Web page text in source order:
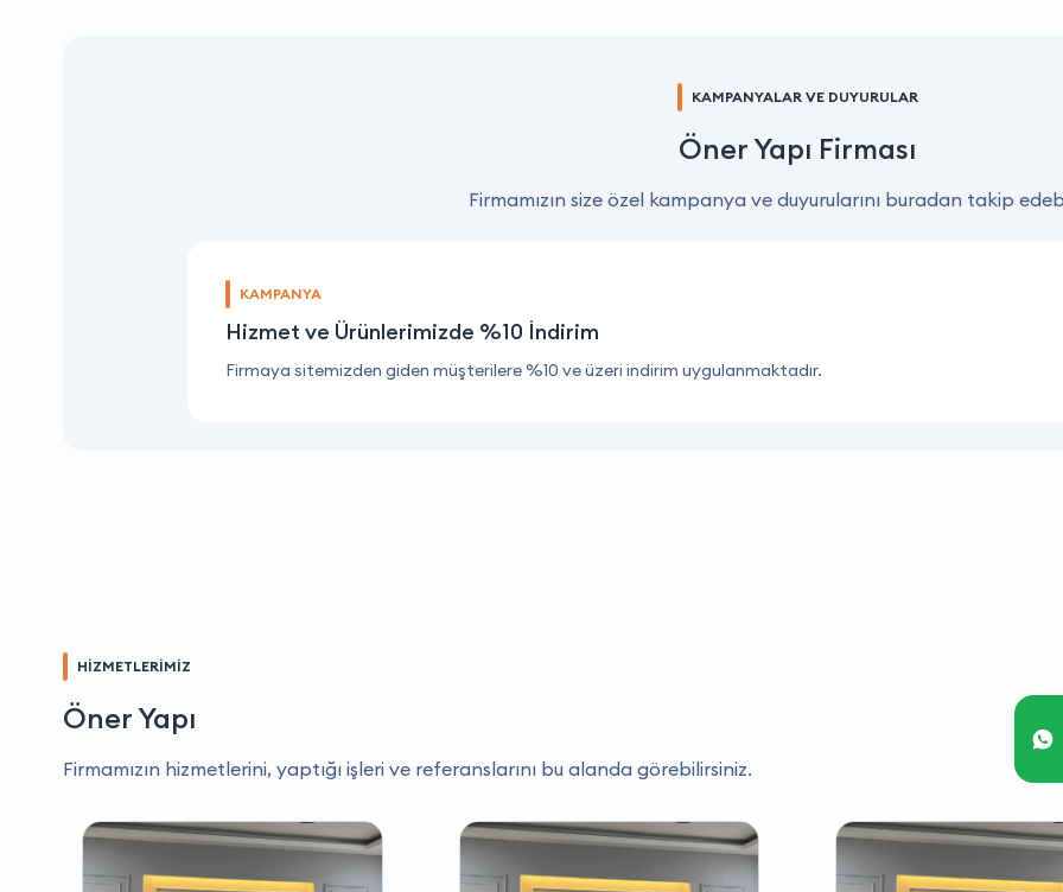
KAMPANYALAR VE DUYURULAR
Öner Yapı Firması
Firmamızın size özel kampanya ve duyurularını buradan takip
KAMPANYA
Hizmet ve Ürünlerimizde %10 İndirim
Firmaya sitemizden giden müşterilere %10 ve üzeri indirim uygulanmaktadır.
HİZMETLERİMİZ
Öner Yapı
Firmamızın hizmetlerini, yaptığı işleri ve referanslarını bu alanda görebilirsiniz.